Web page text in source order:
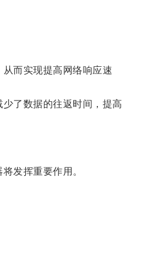
而实现提高网络响应速
了数据的往返时间，提高
发挥重要作用。